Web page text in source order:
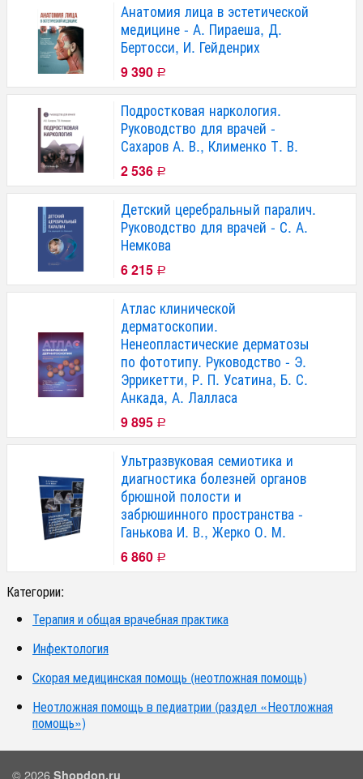
Анатомия лица в эстетической
медицине - А. Пираеша, Д.
Бертосси, И. Гейденрих
9 390 Р
Подростковая наркология.
Руководство для врачей -
Сахаров А. В., Клименко Т. В.
2 536 Р
Детский церебральный паралич.
Руководство для врачей - С. А.
Немкова
6 215 Р
Атлас клинической
дерматоскопии.
Ненеопластические дерматозы
по фототипу. Руководство - Э.
Эррикетти, Р. П. Усатина, Б. С.
Анкада, А. Лалласа
9 895 Р
Ультразвуковая семиотика и
диагностика болезней органов
брюшной полости и
забрюшинного пространства -
Ганькова И. В., Жерко О. М.
6 860 Р
Категории:
Терапия и общая врачебная практика
Инфектология
Скорая медицинская помощь (неотложная помощь)
Неотложная помощь в педиатрии (раздел «Неотложная
помощь»)
© 2026 Shopdon.ru